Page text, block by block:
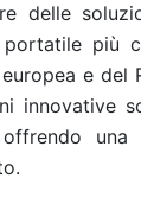
delle
più
e del
innovative